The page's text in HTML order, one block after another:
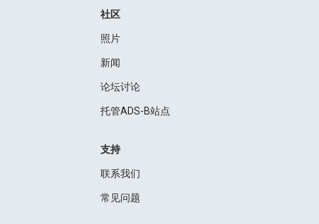
社区
照片
新闻
论坛讨论
托管ADS-B站点
支持
联系我们
常见问题